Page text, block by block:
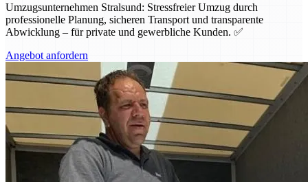
Umzugsunternehmen Stralsund: Stressfreier Umzug durch
professionelle Planung, sicheren Transport und transparente
Abwicklung – für private und gewerbliche Kunden. ✅
Angebot anfordern